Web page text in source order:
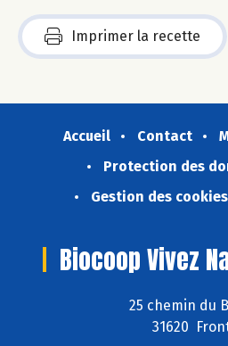
Imprimer la recette
Accueil Contact
Protection des
Gestion des cookies
Biocoop Vivez
25 chemin du
31620